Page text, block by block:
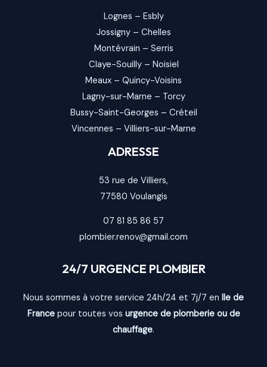
Lognes – Esbly
Jossigny– Chelles
Montévrain – Serris
Claye-Souilly– Noisiel
Meaux – Quincy-Voisins
Lagny-sur-Marne – Torcy
Bussy-Saint-Georges – Créteil
Vincennes – Villiers-sur-Marne
ADRESSE
53 rue de Villiers,
77580 Voulangis
07 81 85 86 57
plombier.renov@gmail.com
24/7 URGENCE PLOMBIER
Nous sommes à votre service 24h/24 et 7j/7 en Ile de
Francepour toutes vos urgence de plomberie ou de
chauffage.